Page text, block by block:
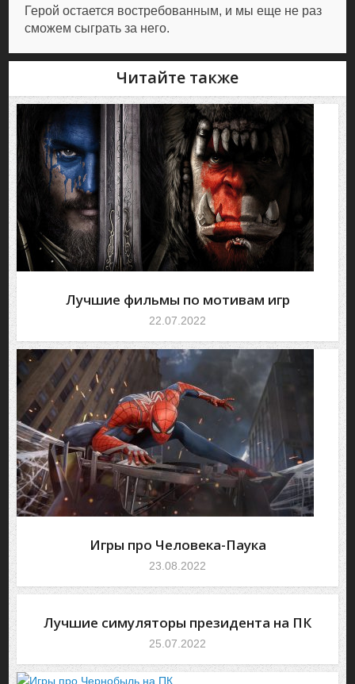
Герой остается востребованным, и мы еще не раз
сможем сыграть за него.
Читайте также
Лучшие фильмы по мотивам игр
22.07.2022
Игры про Человека-Паука
23.08.2022
Лучшие симуляторы президента на ПК
25.07.2022